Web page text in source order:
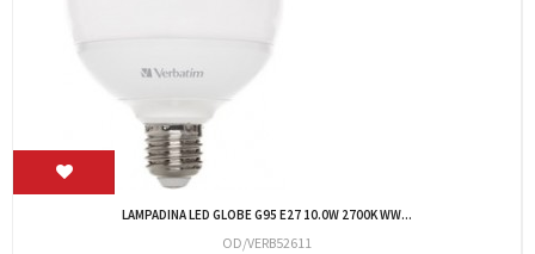
LAMPADINA LED GLOBE G95 E27 10.0W 2700K WW...
OD/VERB52611